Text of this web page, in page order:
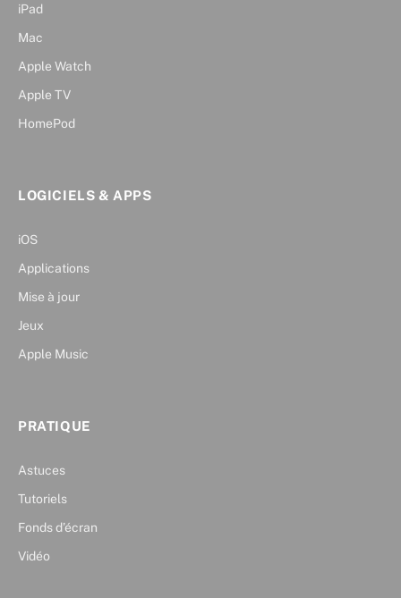
iPad
Mac
Apple Watch
Apple TV
HomePod
LOGICIELS & APPS
iOS
Applications
Mise à jour
Jeux
Apple Music
PRATIQUE
Astuces
Tutoriels
Fonds d’écran
Vidéo